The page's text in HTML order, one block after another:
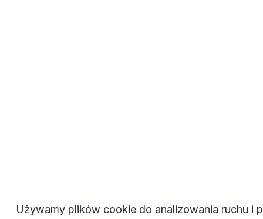
Używamy plików cookie do analizowania ruchu i